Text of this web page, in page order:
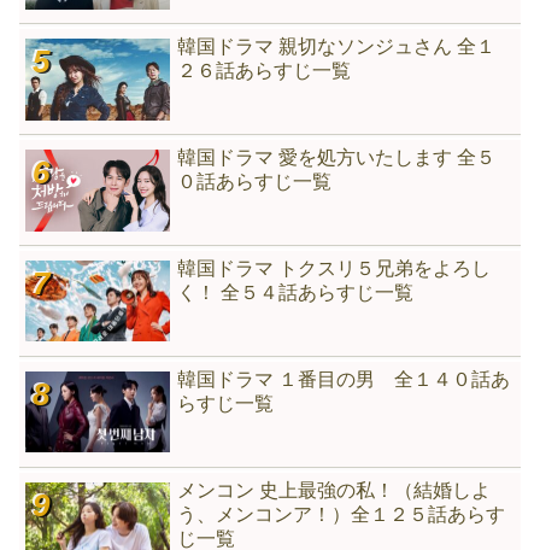
韓国ドラマ 親切なソンジュさん 全１
２６話あらすじ一覧
韓国ドラマ 愛を処方いたします 全５
０話あらすじ一覧
韓国ドラマ トクスリ５兄弟をよろし
く！ 全５４話あらすじ一覧
韓国ドラマ １番目の男 全１４０話あ
らすじ一覧
メンコン 史上最強の私！（結婚しよ
う、メンコンア！）全１２５話あらす
じ一覧